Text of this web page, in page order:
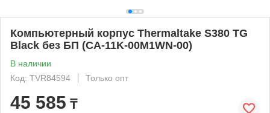
Компьютерный корпус Thermaltake S380 TG
Black без БП (CA-11K-00M1WN-00)
В наличии
Код: TVR84594
Только опт
45 585 ₸